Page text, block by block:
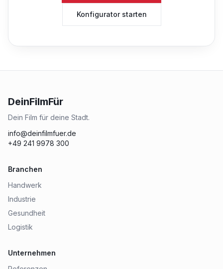
Konfigurator starten
DeinFilmFür
Dein Film für deine Stadt.
info@deinfilmfuer.de
+49 241 9978 300
Branchen
Handwerk
Industrie
Gesundheit
Logistik
Unternehmen